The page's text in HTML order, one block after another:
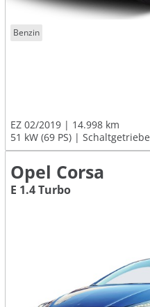
Benzin
EZ 02/2019
14.998 km
51 kW (69 PS)
Schaltgetriebe
Opel Corsa
E 1.4 Turbo